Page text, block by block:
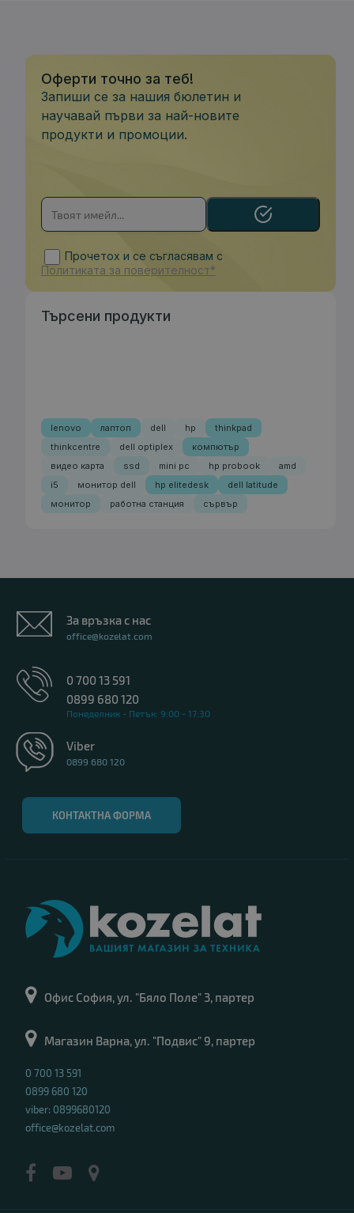
Оферти точно за теб!
Запиши се за нашия бюлетин и
научавай първи за най-новите
продукти и промоции.
Прочетох и се съгласявам с
Политиката за поверителност*
Търсени продукти
lenovo лаптоп dell hp
thinkpad
thinkcentre
dell optiplex
компютър
видео карта
ssd mini pc hp probook
amd
i5
монитор dell hp elitedesk
dell latitude
монитор
работна станция сървър
За връзка с нас
office@kozelat.com
0 700 13 591
0899 680 120
Понеделник - Петък: 9:00 - 17:30
Viber
0899 680 120
КОНТАКТНА ФОРМА
Офис София, ул. "Бяло Поле" 3, партер
Магазин Варна, ул. "Подвис" 9, партер
0 700 13 591
0899 680 120
viber: 0899680120
office@kozelat.com